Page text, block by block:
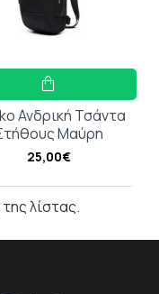
Ανδρική Τσάντα
Μαύρη
25,00€
λίστας.